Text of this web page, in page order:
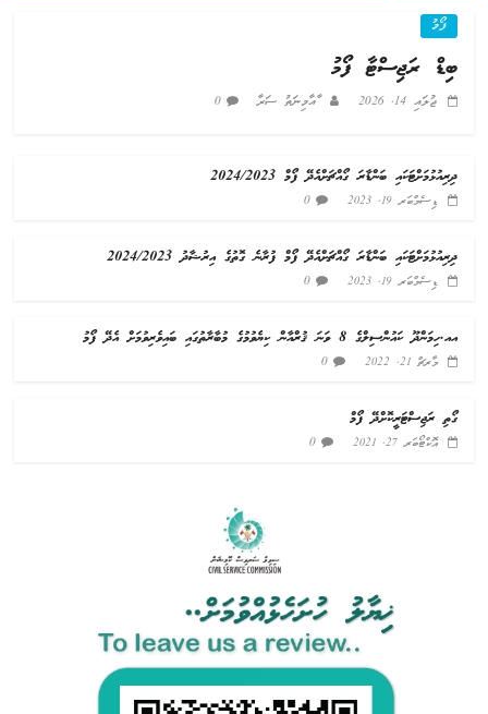
ފޯމު
ބިޑް ރަޖިސްޓާ ފޯމު
ޖުލައި 14, 2026 ާއާމިނަތު ސަރާ 0
ދިރިއުޅުމަށްޓަކައި ބަންޑާރަ ގޯއްޗަށްއެދޭ ފޯމް 2024/2023
ޑިސެމްބަރ 19, 2023 0
ދިރިއުޅުމަށްޓަކައި ބަންޑާރަ ގޯއްޗަށްއެދޭ ފޯމް ފުރާނެ ގޮތުގެ އިރުޝާދު 2024/2023
ޑިސެމްބަރ 19, 2023 0
އއ.ހިމަންދޫ ކައުންސިލްގެ 8 ވަނަ ޤުރްއާން ކިޔެވުމުގެ މުބާރާތުގައި ބައިވެރިވުމަށް އެދޭ ފޯމު
މާރޗް 21, 2022 0
ގޯތި ރަޖިސްޓަރީކޮށްދޭ ފޯމް
އޮކްޓޯބަރ 27, 2021 0